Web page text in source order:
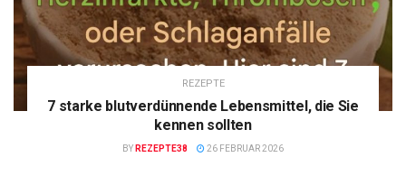
REZEPTE
7 starke blutverdünnende Lebensmittel, die Sie
kennen sollten
BY REZEPTE38 26 FEBRUAR 2026